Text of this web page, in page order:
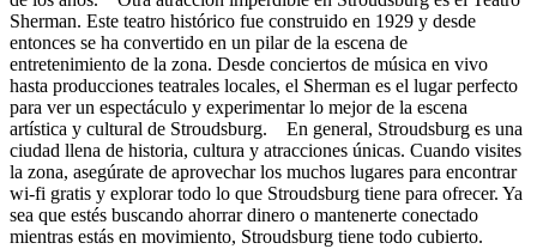
Sherman. Este teatro histórico fue construido en 1929 y desde
entonces se ha convertido en un pilar de la escena de
entretenimiento de la zona. Desde conciertos de música en vivo
hasta producciones teatrales locales, el Sherman es el lugar perfecto
para ver un espectáculo y experimentar lo mejor de la escena
artística y cultural de Stroudsburg. En general, Stroudsburg es una
ciudad llena de historia, cultura y atracciones únicas. Cuando visites
la zona, asegúrate de aprovechar los muchos lugares para encontrar
wi-fi gratis y explorar todo lo que Stroudsburg tiene para ofrecer. Ya
sea que estés buscando ahorrar dinero o mantenerte conectado
mientras estás en movimiento, Stroudsburg tiene todo cubierto.